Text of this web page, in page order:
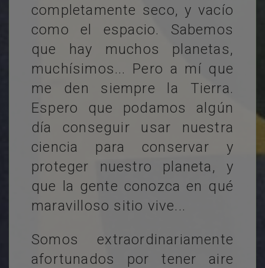
completamente seco, y vacío
como el espacio. Sabemos
que hay muchos planetas,
muchísimos... Pero a mí que
me den siempre la Tierra.
Espero que podamos algún
día conseguir usar nuestra
ciencia para conservar y
proteger nuestro planeta, y
que la gente conozca en qué
maravilloso sitio vive...
Somos extraordinariamente
afortunados por tener aire